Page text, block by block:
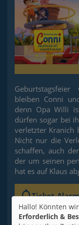
bleiben Conni
denn Opa Willi
dürfen sogar bei
verletzter Kranich
Nicht nur die
schaffen, auch
der um seinen
hat es auf Klaus
Ticket-Alarm
Hallo! Könnten
Erforderlich &